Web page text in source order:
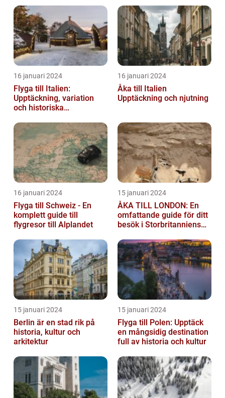
16 januari 2024
Flyga till Italien:
Upptäckning, variation
och historiska
16 januari 2024
Åka till Italien
Upptäckning och njutning
16 januari 2024
Flyga till Schweiz - En
komplett guide till
flygresor till Alplandet
15 januari 2024
ÅKA TILL LONDON: En
omfattande guide för ditt
besök i Storbritanniens
15 januari 2024
Berlin är en stad rik på
historia, kultur och
arkitektur
15 januari 2024
Flyga till Polen: Upptäck
en mångsidig destination
full av historia och kultur